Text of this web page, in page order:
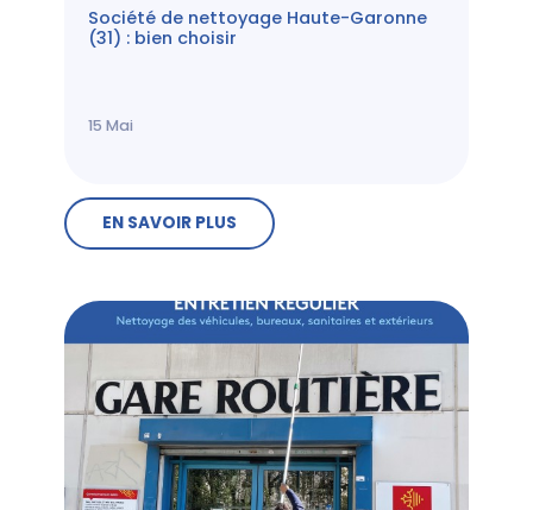
Société de nettoyage Haute-Garonne
(31) : bien choisir
15 Mai
EN SAVOIR PLUS